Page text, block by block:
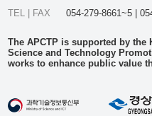
TEL | FAX
054-279-8661~5 |
The APCTP is supported by the
Science and Technology
works to enhance public value